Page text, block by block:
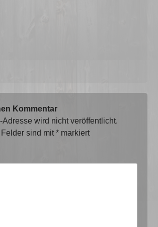
Kommentar
Adresse wird nicht veröffentlicht.
Felder sind mit* markiert